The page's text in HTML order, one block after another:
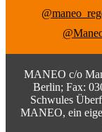
MANEO c/o
Berlin; Fax:
Schwules
MANEO, ein